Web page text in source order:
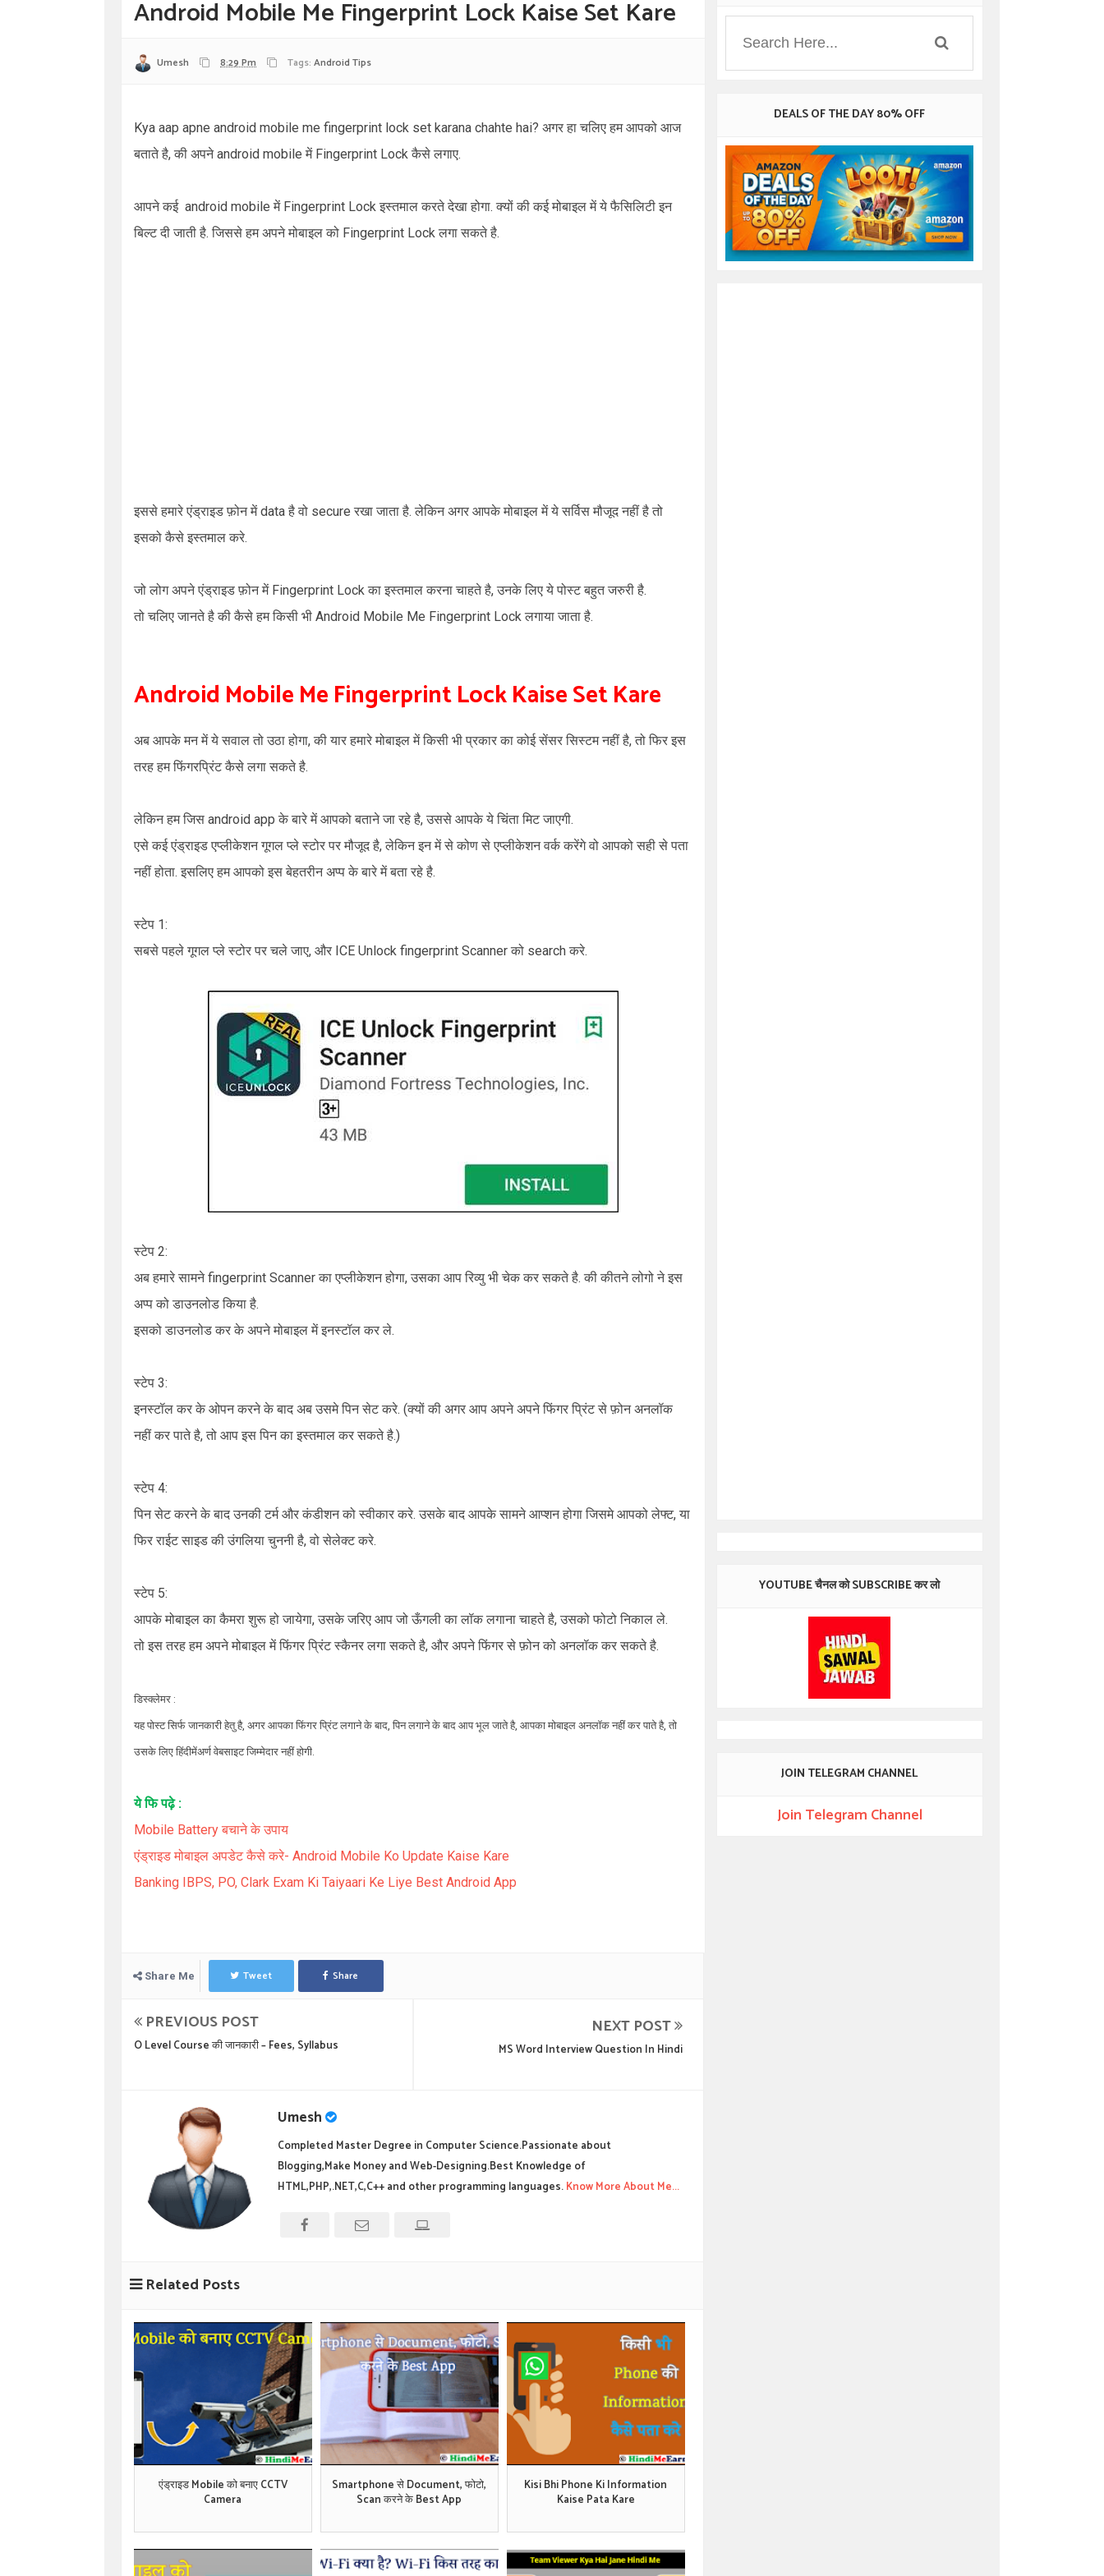
Android Mobile Me Fingerprint Lock Kaise Set Kare
Umesh 8:29 Pm Tags: Android Tips
Kya aap apne android mobile me fingerprint lock set karana chahte hai? अगर हा चलिए हम आपको आज
बताते है, की अपनेandroid mobileमें Fingerprint Lockकैसे लगाए.
आपने कई android mobile में Fingerprint Lockइस्तमाल करते देखा होगा. क्यों की कई मोबाइल में ये फैसिलिटी इन
बिल्ट दी जाती है. जिससे हम अपने मोबाइल को Fingerprint Lockलगा सकते है.
इससे हमारे एंड्राइड फ़ोन मेंdataहै वो secureरखा जाता है. लेकिन अगर आपके मोबाइल में ये सर्विस मौजूद नहीं है तो
इसको कैसे इस्तमाल करे.
जो लोग अपने एंड्राइड फ़ोन में Fingerprint Lockका इस्तमाल करना चाहते है, उनके लिए ये पोस्ट बहुत जरुरी है.
तो चलिए जानते है की कैसे हम किसी भी Android Mobile Me Fingerprint Lockलगाया जाता है.
Android Mobile Me Fingerprint Lock Kaise Set Kare
अब आपके मन में ये सवाल तो उठा होगा, की यार हमारे मोबाइल में किसी भी प्रकार का कोई सेंसर सिस्टम नहीं है, तो फिर इस
तरह हम फिंगरप्रिंट कैसे लगा सकते है.
लेकिन हम जिस android appके बारे में आपको बताने जा रहे है, उससे आपके ये चिंता मिट जाएगी.
एसे कई एंड्राइड एप्लीकेशन गूगल प्ले स्टोर पर मौजूद है, लेकिन इन में से कोण से एप्लीकेशन वर्क करेंगे वो आपको सही से पता
नहीं होता. इसलिए हम आपको इस बेहतरीन अप्प के बारे में बता रहे है.
स्टेप 1:
सबसे पहले गूगल प्ले स्टोर पर चले जाए, और ICE Unlock fingerprint Scannerको searchकरे.
स्टेप 2:
अब हमारे सामनेfingerprint Scannerका एप्लीकेशन होगा, उसका आप रिव्यु भी चेक कर सकते है. की कीतने लोगो ने इस
अप्प को डाउनलोड किया है.
इसको डाउनलोड कर के अपने मोबाइल में इनस्टॉल कर ले.
स्टेप 3:
इनस्टॉल कर के ओपन करने के बाद अब उसमे पिन सेट करे. (क्यों की अगर आप अपने अपने फिंगर प्रिंट से फ़ोन अनलॉक
नहीं कर पाते है, तो आप इस पिन का इस्तमाल कर सकते है.)
स्टेप 4:
पिन सेट करने के बाद उनकी टर्म और कंडीशन को स्वीकार करे. उसके बाद आपके सामने आप्शन होगा जिसमे आपको लेफ्ट, या
फिर राईट साइड की उंगलिया चुननी है, वो सेलेक्ट करे.
स्टेप 5:
आपके मोबाइल का कैमरा शुरू हो जायेगा, उसके जरिए आप जो ऊँगली का लॉक लगाना चाहते है, उसको फोटो निकाल ले.
तो इस तरह हम अपने मोबाइल में फिंगर प्रिंट स्कैनर लगा सकते है, और अपने फिंगर से फ़ोन को अनलॉक कर सकते है.
डिस्क्लेमर :
यह पोस्ट सिर्फ जानकारी हेतु है, अगर आपका फिंगर प्रिंट लगाने के बाद, पिन लगाने के बाद आप भूल जाते है, आपका मोबाइल अनलॉक नहीं कर पाते है, तो
उसके लिए हिंदीमेंअर्ण वेबसाइट जिम्मेदार नहीं होगी.
ये फि पढ़े :
Mobile Batteryबचाने के उपाय
एंड्राइड मोबाइल अपडेट कैसे करे- Android Mobile Ko Update Kaise Kare
Banking IBPS, PO, Clark Exam Ki Taiyaari Ke Liye Best Android App
Share Me Tweet Share
PREVIOUS POST
O Level Course की जानकारी – Fees, Syllabus
NEXT POST
MS Word Interview Question In Hindi
Umesh
Completed Master Degree in Computer Science.Passionate about
Blogging,Make Money and Web-Designing.Best Knowledge of
HTML,PHP,.NET,C,C++ and other programming languages.Know More About Me...
Related Posts
एंड्राइड Mobile को बनाए CCTV
Camera
Smartphone से Document, फोटो,
Scan करने के Best App
Kisi Bhi Phone Ki Information
Kaise Pata Kare
DEALS OF THE DAY 80% OFF
YOUTUBE चैनल को SUBSCRIBE कर लो
JOIN TELEGRAM CHANNEL
Join Telegram Channel